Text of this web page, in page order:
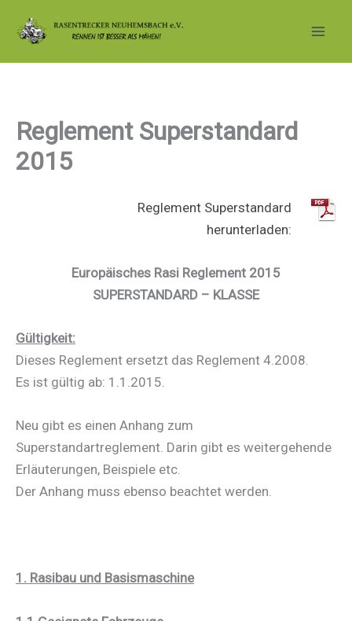
Inhalt
Reglement Superstandard
2015
Reglement Superstandard
herunterladen:
Europäisches Rasi Reglement 2015
SUPERSTANDARD – KLASSE
Gültigkeit:
Dieses Reglement ersetzt das Reglement 4.2008.
Es ist gültig ab: 1.1.2015.
Neu gibt es einen Anhang zum
Superstandartreglement. Darin gibt es weitergehende
Erläuterungen, Beispiele etc.
Der Anhang muss ebenso beachtet werden.
1. Rasibau und Basismaschine